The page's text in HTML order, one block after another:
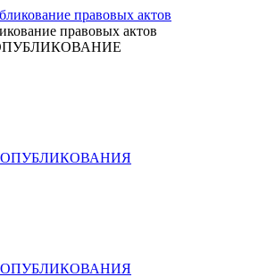
правовых актов